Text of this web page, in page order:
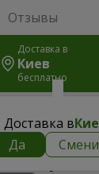
Отзывы
Доставка в
Киев
бесплатно
Доставка в
Да
13 см